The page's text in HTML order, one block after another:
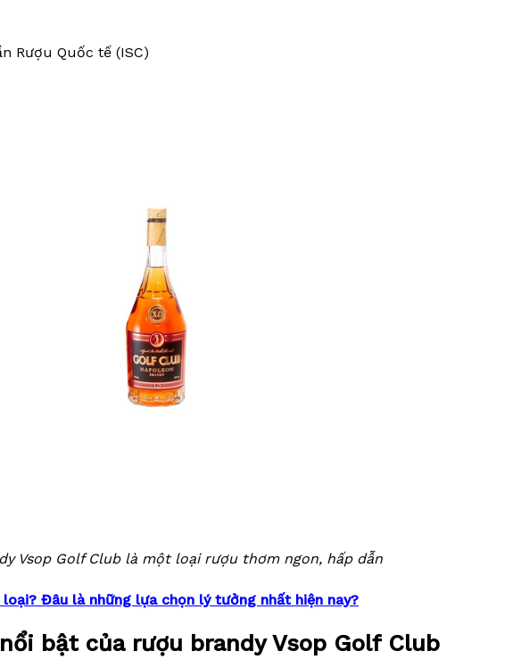
Rượu Quốc tế (ISC)
Vsop Golf Club là một loại rượu thơm ngon, hấp dẫn
loại? Đâu là những lựa chọn lý tưởng nhất hiện nay?
bật của rượu brandy Vsop Golf Club